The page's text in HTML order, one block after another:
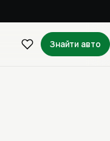
Знайти авто